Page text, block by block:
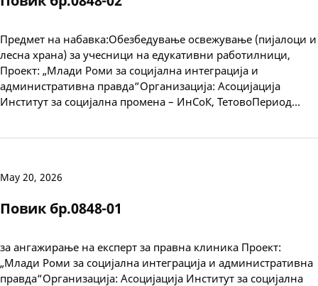
Предмет на набавка:Обезбедување освежување (пијалоци и
лесна храна) за учесници на едукативни работилници,
Проект: „Млади Роми за социјална интеграција и
административна правда“Организација: Асоцијација
Институт за социјална промена – ИнСоК, ТетовоПериод…
May 20, 2026
Повик бр.0848-01
за ангажирање на експерт за правна клиника Проект:
„Млади Роми за социјална интеграција и административна
правда“Организација: Асоцијација Институт за социјална